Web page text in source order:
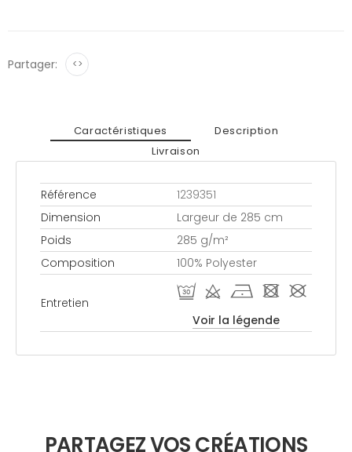
Partager: <>
Caractéristiques
Description
Livraison
Référence
1239351
Dimension
Largeur de 285 cm
Poids
285 g/m²
Composition
100% Polyester
Entretien
R d h - #
Voir la légende
PARTAGEZ VOS CRÉATIONS